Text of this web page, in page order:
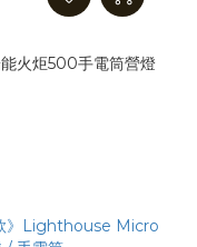
火炬500手電筒營燈